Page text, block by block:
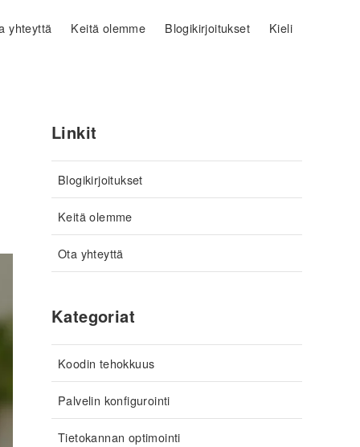
yhteyttä Keitä olemme Blogikirjoitukset Kieli
Linkit
Blogikirjoitukset
Keitä olemme
Ota yhteyttä
Kategoriat
Koodin tehokkuus
Palvelin konfigurointi
Tietokannan optimointi